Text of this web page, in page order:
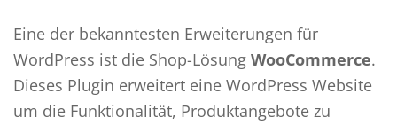
Eine der bekanntesten Erweiterungen für
WordPress ist die Shop-Lösung WooCommerce.
Dieses Plugin erweitert eine WordPress Website
um die Funktionalität, Produktangebote zu